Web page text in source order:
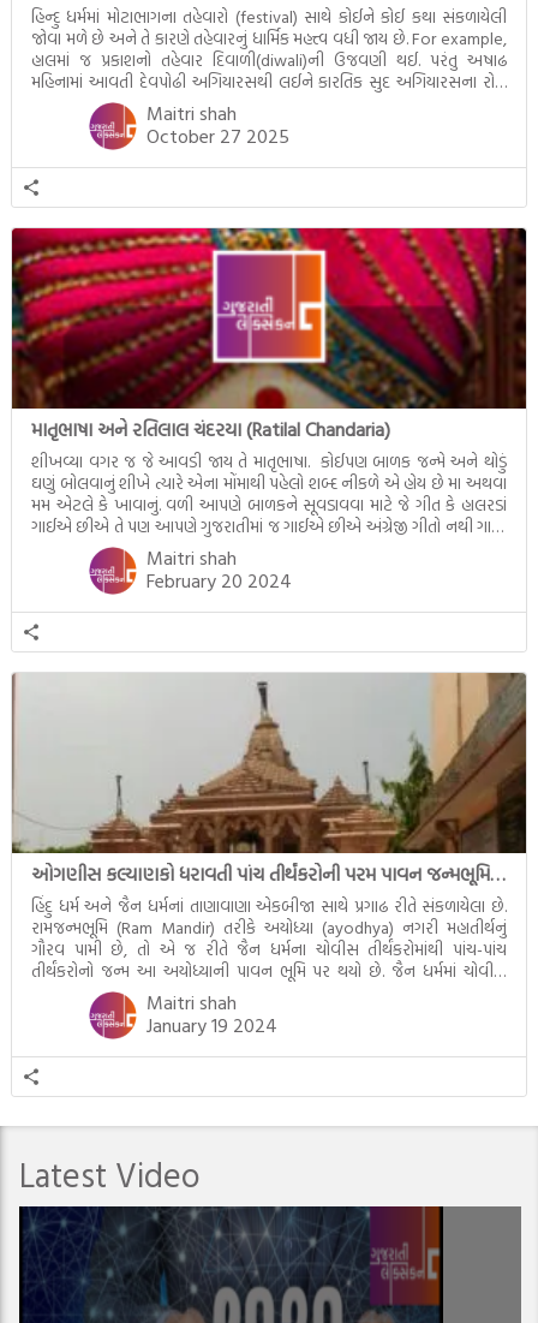
હિન્દુ ધર્મમાં મોટાભાગના તહેવારો (festival) સાથે કોઈને કોઈ કથા સંકળાયેલી
જોવા મળે છે અને તે કારણે તહેવારનું ધાર્મિક મહત્ત્વ વધી જાય છે. For example,
હાલમાં જ પ્રકાશનો તહેવાર દિવાળી(diwali)ની ઉજવણી થઈ. પરંતુ અષાઢ
મહિનામાં આવતી દેવપોઢી અગિયારસથી લઈને કારતિક સુદ અગિયારસના રોજ
આવતી દેવ ઊઠી અગિયારસ વચ્ચે મોટેભાગે યજ્ઞોપવીત સંસ્કાર, લગ્ન,
દીક્ષાગ્રહણ, યજ્ઞ, ગૃહપ્રવેશ જેવા […]
Maitri shah
October 27 2025
માતૃભાષા અને રતિલાલ ચંદરયા (Ratilal Chandaria)
શીખવ્યા વગર જ જે આવડી જાય તે માતૃભાષા. કોઈપણ બાળક જન્મે અને થોડું
ઘણું બોલવાનું શીખે ત્યારે એના મોંમાથી પહેલો શબ્દ નીકળે એ હોય છે મા અથવા
મમ એટલે કે ખાવાનું. વળી આપણે બાળકને સૂવડાવવા માટે જે ગીત કે હાલરડાં
ગાઈએ છીએ તે પણ આપણે ગુજરાતીમાં જ ગાઈએ છીએ અંગ્રેજી ગીતો નથી ગાતા.
આમ બાળકને […]
Maitri shah
February 20 2024
ઓગણીસ કલ્યાણકો ધરાવતી પાંચ તીર્થંકરોની પરમ પાવન જન્મભૂમિ – અયોધ્યા (Ayodhya)
હિંદુ ધર્મ અને જૈન ધર્મનાં તાણાવાણા એકબીજા સાથે પ્રગાઢ રીતે સંકળાયેલા છે.
રામજન્મભૂમિ (Ram Mandir) તરીકે અયોધ્યા (ayodhya) નગરી મહાતીર્થનું
ગૌરવ પામી છે, તો એ જ રીતે જૈન ધર્મના ચોવીસ તીર્થંકરોમાંથી પાંચ-પાંચ
તીર્થંકરોનો જન્મ આ અયોધ્યાની પાવન ભૂમિ પર થયો છે. જૈન ધર્મમાં ચોવીસ
તીર્થંકરોમાંથી પાંચ-પાંચ તીર્થંકરોનાં કલ્યાણકો અહીં આવ્યાં છે. દરેક તીર્થંકરના
જીવનની ચ્યવન(માતાના […]
Maitri shah
January 19 2024
Latest Video